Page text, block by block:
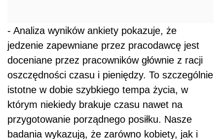
- Analiza wyników ankiety pokazuje, że
jedzenie zapewniane przez pracodawcę jest
doceniane przez pracowników głównie z racji
oszczędności czasu i pieniędzy. To szczególnie
istotne w dobie szybkiego tempa życia, w
którym niekiedy brakuje czasu nawet na
przygotowanie porządnego posiłku. Nasze
badania wykazują, że zarówno kobiety, jak i